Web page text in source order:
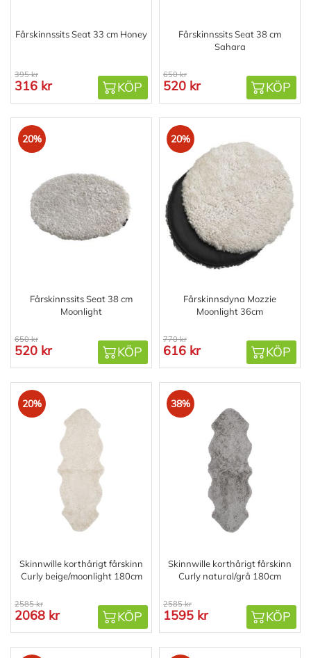
Fårskinnssits Seat 33 cm Honey
395 kr
316 kr KÖP
Fårskinnssits Seat 38 cm
Sahara
650 kr
520 kr KÖP
20%
Fårskinnssits Seat 38 cm
Moonlight
650 kr
520 kr KÖP
20%
Fårskinnsdyna Mozzie
Moonlight 36cm
770 kr
616 kr KÖP
20%
Skinnwille korthårigt fårskinn
Curly beige/moonlight 180cm
2585 kr
2068 kr KÖP
38%
Skinnwille korthårigt fårskinn
Curly natural/grå 180cm
2585 kr
1595 kr KÖP